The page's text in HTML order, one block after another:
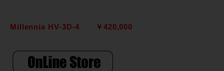
Millennia HV-3D-4 ￥420,000